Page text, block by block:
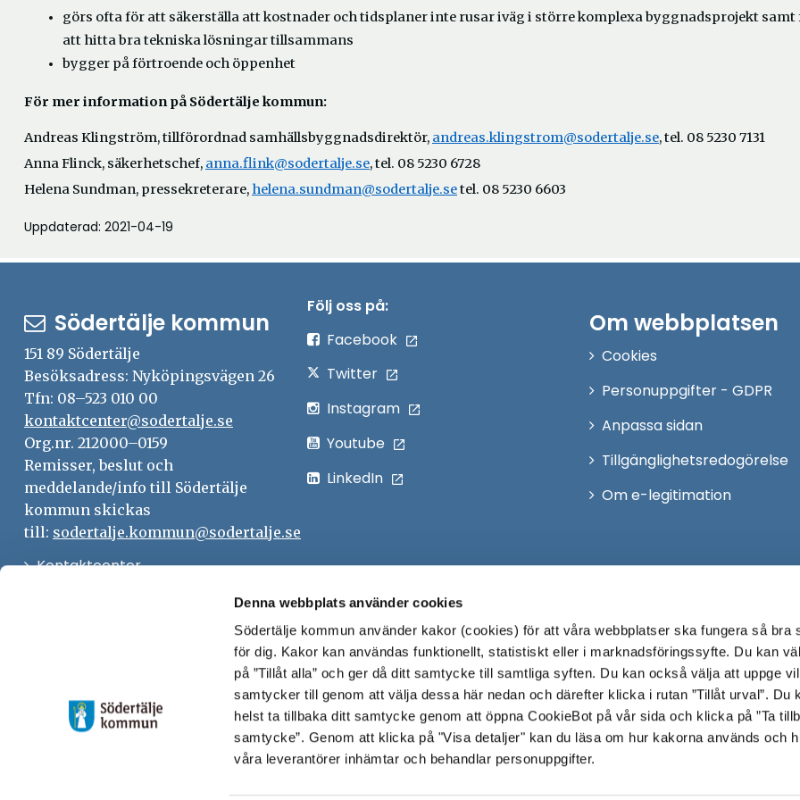
Denna webbplats använder cookies
Södertälje kommun använder kakor (cookies) för att våra webbplatser ska fungera så bra
för dig. Kakor kan användas funktionellt, statistiskt eller i marknadsföringssyfte. Du kan
på ”Tillåt alla” och ger då ditt samtycke till samtliga syften. Du kan också välja att uppge
samtycker till genom att välja dessa här nedan och därefter klicka i rutan ”Tillåt urval”. Du
helst ta tillbaka ditt samtycke genom att öppna CookieBot på vår sida och klicka på ”Ta
samtycke”. Genom att klicka på "Visa detaljer" kan du läsa om hur kakorna används och
våra leverantörer inhämtar och behandlar personuppgifter.
görs ofta för att säkerställa att kostnader och tidsplaner inte rusar iväg i större komplexa byggnadsprojekt samt
att hitta bra tekniska lösningar tillsammans
bygger på förtroende och öppenhet
För mer information på Södertälje kommun:
Andreas Klingström, tillförordnad samhällsbyggnadsdirektör, andreas.klingstrom@sodertalje.se, tel. 08 5230 7131
Anna Flinck, säkerhetschef, anna.flink@sodertalje.se, tel. 08 5230 6728
Helena Sundman, pressekreterare, helena.sundman@sodertalje.setel. 08 5230 6603
Uppdaterad: 2021-04-19
Södertälje kommun
151 89 Södertälje
Besöksadress: Nyköpingsvägen 26
Tfn: 08–523 010 00
kontaktcenter@sodertalje.se
Org.nr. 212000–0159
Remisser, beslut och
meddelande/info till Södertälje
kommun skickas
till: sodertalje.kommun@sodertalje.se
KontaktcenterÖppna
fönster
Anslagstavla
Skicka faktura till Södertälje
Följ oss på:
Facebook
Twitter
Instagram
Youtube
LinkedIn
Om webbplatsen
Cookies
Personuppgifter - GDPR
Anpassa sidan
Tillgänglighetsredogörelse
Om e-legitimation